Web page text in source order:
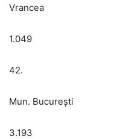
Vrancea
1.049
42.
Mun. București
3.193